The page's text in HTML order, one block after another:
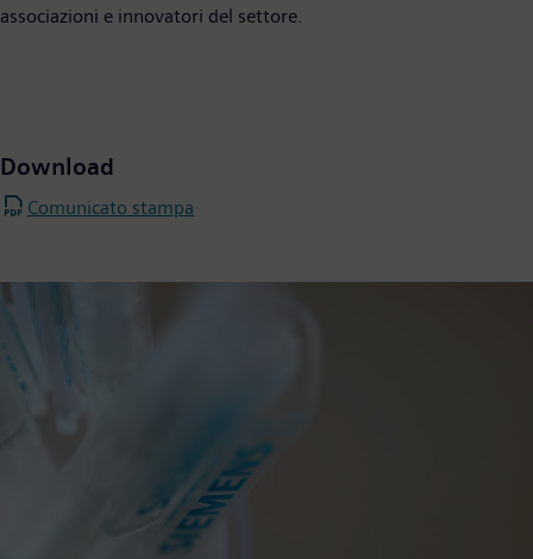
associazioni e innovatori del settore.
Download
Comunicato stampa